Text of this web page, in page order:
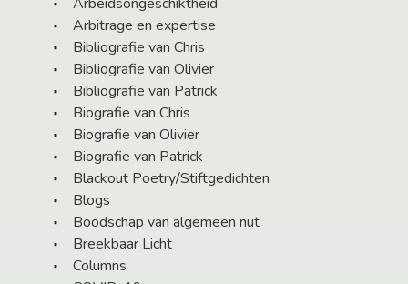
Arbitrage en expertise
Bibliografie van Chris
Bibliografie van Olivier
Bibliografie van Patrick
Biografie van Chris
Biografie van Olivier
Biografie van Patrick
Blackout Poetry/Stiftgedichten
Blogs
Boodschap van algemeen nut
Breekbaar Licht
Columns